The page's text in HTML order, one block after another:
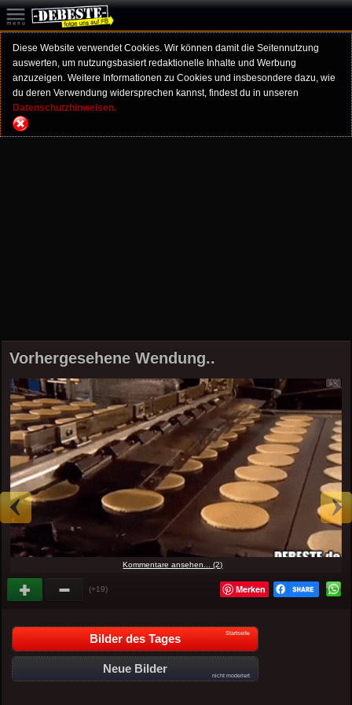
Diese Website verwendet Cookies. Wir können damit die Seitennutzung
auswerten, um nutzungsbasiert redaktionelle Inhalte und Werbung
anzuzeigen. Weitere Informationen zu Cookies und insbesondere dazu, wie
du deren Verwendung widersprechen kannst, findest du in unseren
Datenschutzhinweisen.
Vorhergesehene Wendung..
Kommentare ansehen... (2)
(+19) Merken
Bilder des Tages Startseite
Neue Bilder
nicht moderiert